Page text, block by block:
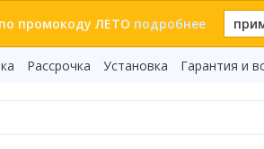
промокоду ЛЕТО подробнее
Рассрочка Установка Гарантия и